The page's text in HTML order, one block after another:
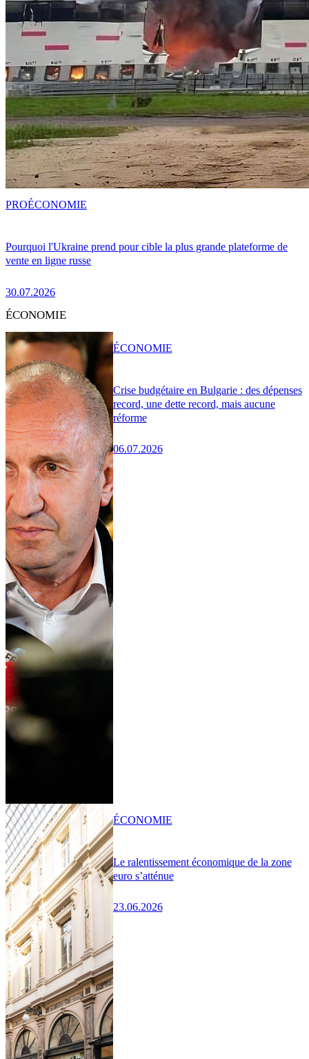
Pourquoi l'Ukraine prend pour cible la plus grande plateforme de
vente en ligne russe
30.07.2026
PROÉCONOMIE
ÉCONOMIE
Crise budgétaire en Bulgarie : des dépenses
record, une dette record, mais aucune
réforme
06.07.2026
ÉCONOMIE
Le ralentissement économique de la zone
euro s’atténue
23.06.2026
ÉCONOMIE